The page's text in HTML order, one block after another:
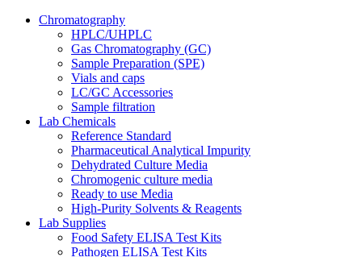
Chromatography
HPLC/UHPLC
Gas Chromatography (GC)
Sample Preparation (SPE)
Vials and caps
LC/GC Accessories
Sample filtration
Lab Chemicals
Reference Standard
Pharmaceutical Analytical Impurity
Dehydrated Culture Media
Chromogenic culture media
Ready to use Media
High-Purity Solvents & Reagents
Lab Supplies
Food Safety ELISA Test Kits
Pathogen ELISA Test Kits